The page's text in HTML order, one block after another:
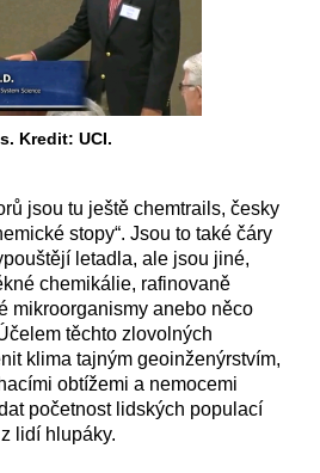
Kredit: UCI.
jsou tu ještě chemtrails, česky
stopy“. Jsou to také čáry
letadla, ale jsou jiné,
chemikálie, rafinovaně
mikroorganismy anebo něco
těchto zlovolných
klima tajným geoinženýrstvím,
obtížemi a nemocemi
početnost lidských populací
lidí hlupáky.